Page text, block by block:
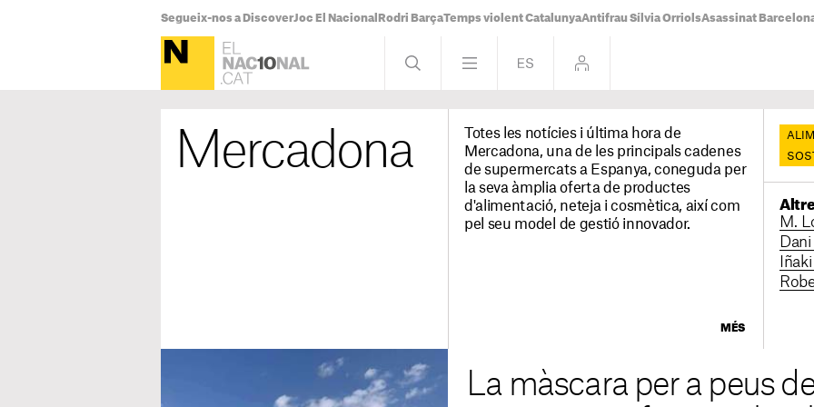
Segueix-nos a DiscoverJoc El Nacional Rodri BarçaTemps violent CatalunyaAntifrau Sílvia OrriolsAsassinat
Mercadona
Totes les notícies i última hora de
Mercadona, una de les principals cadenes
de supermercats a Espanya, coneguda per
la seva àmplia oferta de productes
d'alimentació, neteja i cosmètica, així com
pel seu model de gestió innovador.
MÉS
M.
La màscara per a peus